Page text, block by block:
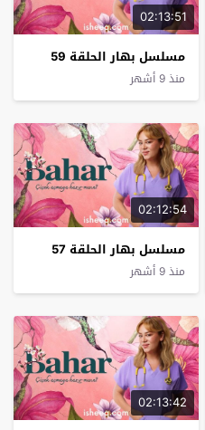
02:13:51
مسلسل بهار الحلقة 59
منذ 9 أشهر
02:12:54
مسلسل بهار الحلقة 57
منذ 9 أشهر
02:13:42